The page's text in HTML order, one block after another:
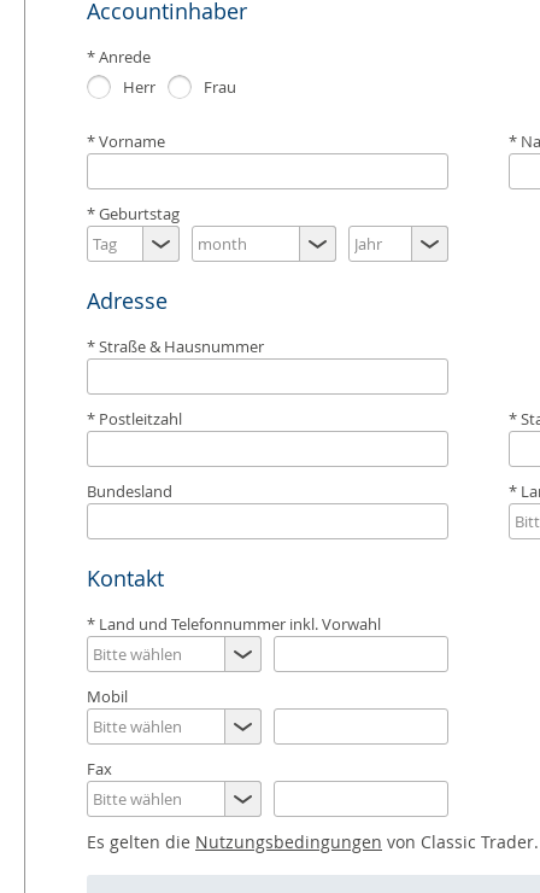
Accountinhaber
Anrede
Herr
Frau
Vorname
Geburtstag
Adresse
Straße & Hausnummer
Postleitzahl
Bundesland
Kontakt
Land und Telefonnummer inkl. Vorwahl
Mobil
Fax
Es gelten die Nutzungsbedingungen von Classic Trader.